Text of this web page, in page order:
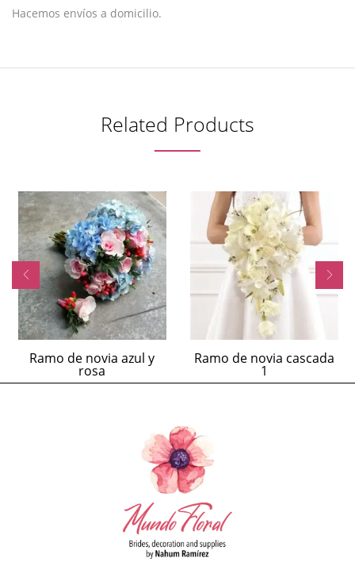
Hacemos envíos a domicilio.
Related Products
Ramo de novia azul y
rosa
Ramo de novia cascada
1